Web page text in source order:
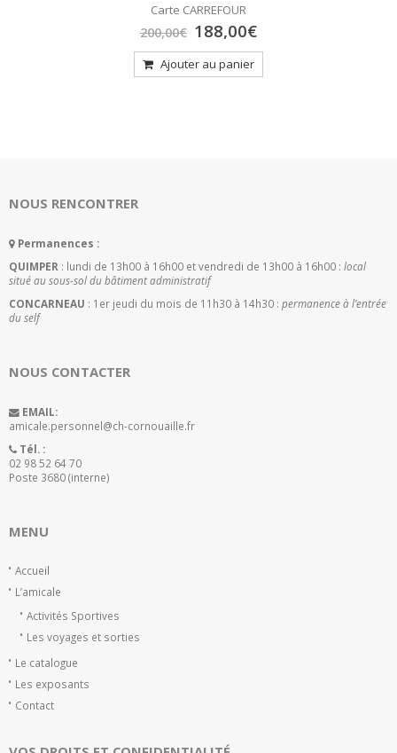
Carte CARREFOUR
200,00€ Le
prix
initial
était :
188,00€Le
prix
est :
Ajouter au panier
NOUS RENCONTRER
Permanences :
QUIMPER : lundi de 13h00 à 16h00 et vendredi de 13h00 à 16h00 : local
situé au sous-sol du bâtiment administratif
CONCARNEAU : 1er jeudi du mois de 11h30 à 14h30 : permanence à l’entrée
du self
NOUS CONTACTER
EMAIL:
amicale.personnel@ch-cornouaille.fr
Tél. :
02 98 52 64 70
Poste 3680 (interne)
MENU
Accueil
L’amicale
Activités Sportives
Les voyages et sorties
Le catalogue
Les exposants
Contact